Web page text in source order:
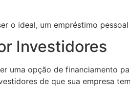
o ideal, um empréstimo
Investidores
uma opção de financiamento
de que sua empresa